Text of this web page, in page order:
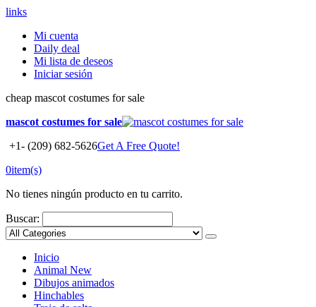
links
Mi cuenta
Daily deal
Mi lista de deseos
Iniciar sesión
cheap mascot costumes for sale
mascot costumes for sale
+1- (209) 682-5626Get A Free Quote!
0item(s)
No tienes ningún producto en tu carrito.
Buscar:
Inicio
Animal New
Dibujos animados
Hinchables